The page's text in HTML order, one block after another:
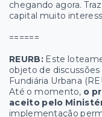
chegando agora.
capital muito
======
REURB:Este
objeto de
Fundiária Urbana
Até o momento, o
aceito pelo
implementação